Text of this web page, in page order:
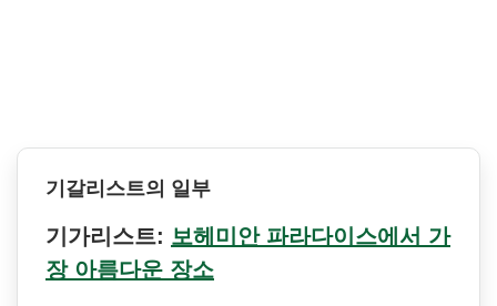
기갈리스트의 일부
기가리스트: 보헤미안 파라다이스에서 가
장 아름다운 장소